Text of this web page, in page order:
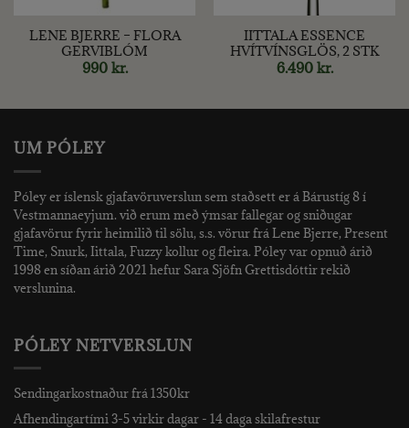
LENE BJERRE – FLORA
GERVIBLÓM
990 kr.
IITTALA ESSENCE
HVÍTVÍNSGLÖS, 2 STK
6.490 kr.
UM PÓLEY
Póley er íslensk gjafavöruverslun sem staðsett er á Bárustíg 8 í
Vestmannaeyjum. við erum með ýmsar fallegar og sniðugar
gjafavörur fyrir heimilið til sölu, s.s. vörur frá Lene Bjerre, Present
Time, Snurk, Iittala, Fuzzy kollur og fleira. Póley var opnuð árið
1998 en síðan árið 2021 hefur Sara Sjöfn Grettisdóttir rekið
verslunina.
PÓLEY NETVERSLUN
Sendingarkostnaður frá 1350kr
Afhendingartími 3-5 virkir dagar - 14 daga skilafrestur